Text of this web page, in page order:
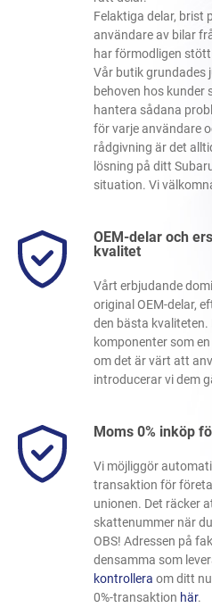
Felaktiga delar, brist
användare av bilar
har förmodligen
Vår butik grundades
behoven hos kunder
hantera sådana
för varje användare
rådgivning är det
lösning på ditt
situation. Vi
OEM-delar och
kvalitet
Vårt erbjudande
original OEM-delar,
den bästa kvaliteten.
komponenter som
om det är värt att
introducerar vi dem
Moms 0% inköp
Vi möjliggör
transaktion för
unionen. Det räcker
skattenummer när
OBS! Adressen på
densamma som
kontrollera om ditt
0%-transaktion här.